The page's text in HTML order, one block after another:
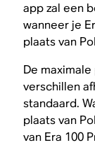
app zal een
wanneer je
plaats van
De
verschillen
standaard.
plaats van
van Era 100